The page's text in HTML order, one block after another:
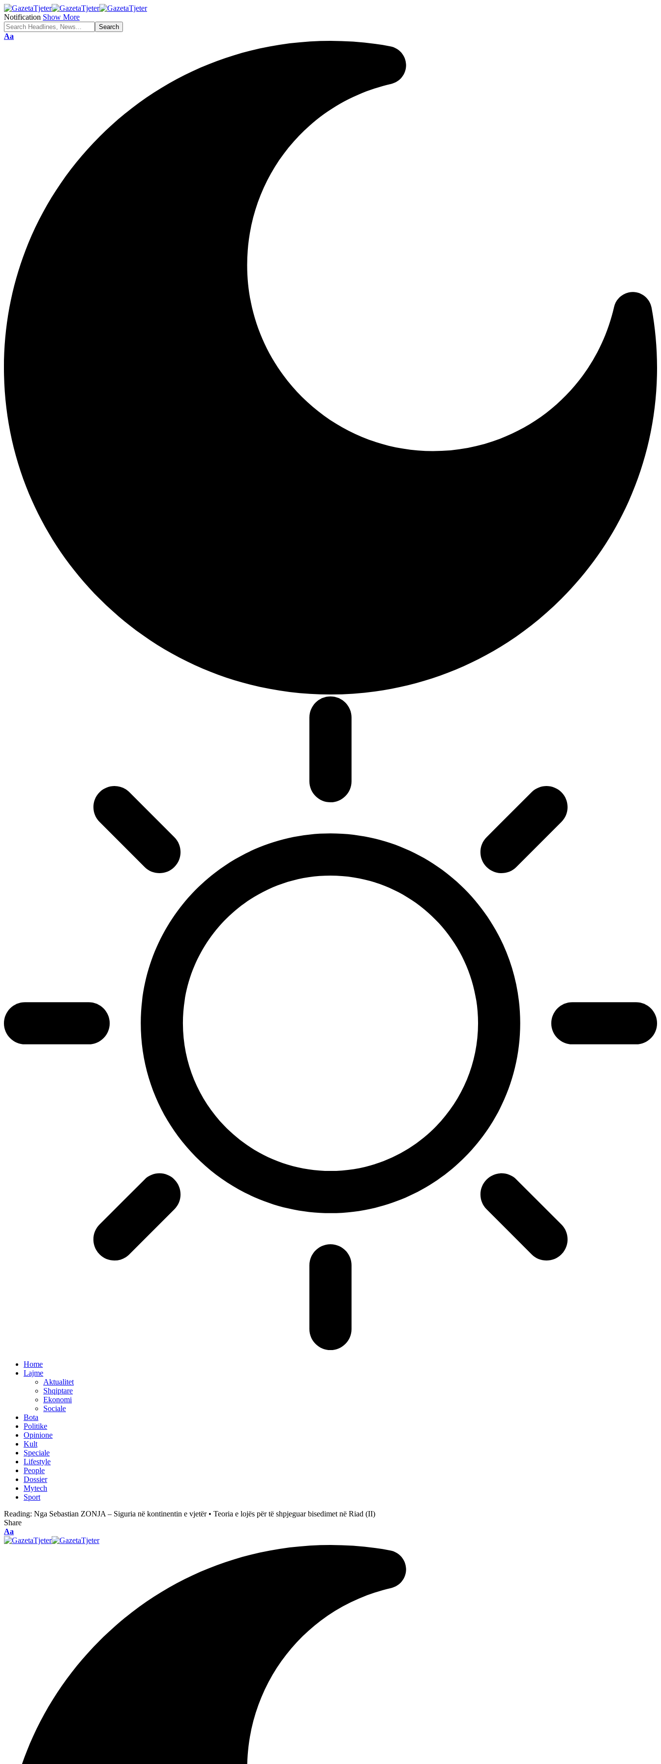
Notification Show More
Aa
Home
Lajme
Aktualitet
Shqiptare
Ekonomi
Sociale
Bota
Politike
Opinione
Kult
Speciale
Lifestyle
People
Dossier
Mytech
Sport
Reading: Nga Sebastian ZONJA – Siguria në kontinentin e vjetër • Teoria e lojës për të shpjeguar bisedimet në Riad (II)
Share
Aa